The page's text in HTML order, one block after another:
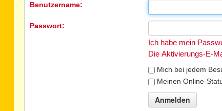
Benutzername:
Passwort:
Ich habe mein
Die Aktivierungs-E-
Mich bei jedem
Meinen Online-